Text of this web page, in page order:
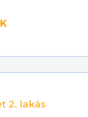
2. lakás